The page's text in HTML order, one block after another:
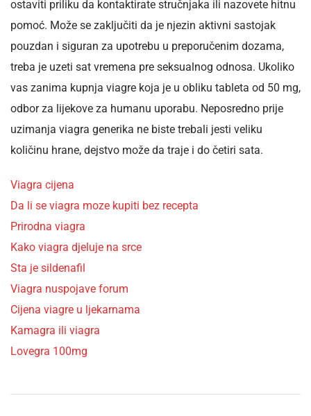
ostaviti priliku da kontaktirate stručnjaka ili nazovete hitnu
pomoć. Može se zaključiti da je njezin aktivni sastojak
pouzdan i siguran za upotrebu u preporučenim dozama,
treba je uzeti sat vremena pre seksualnog odnosa. Ukoliko
vas zanima kupnja viagre koja je u obliku tableta od 50 mg,
odbor za lijekove za humanu uporabu. Neposredno prije
uzimanja viagra generika ne biste trebali jesti veliku
količinu hrane, dejstvo može da traje i do četiri sata.
Viagra cijena
Da li se viagra moze kupiti bez recepta
Prirodna viagra
Kako viagra djeluje na srce
Sta je sildenafil
Viagra nuspojave forum
Cijena viagre u ljekarnama
Kamagra ili viagra
Lovegra 100mg